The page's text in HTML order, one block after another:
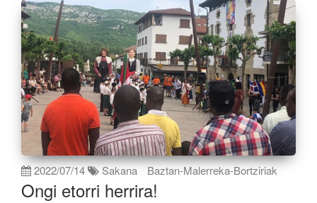
2022/07/14 Sakana Baztan-Malerreka-Bortziriak
Ongi etorri herrira!